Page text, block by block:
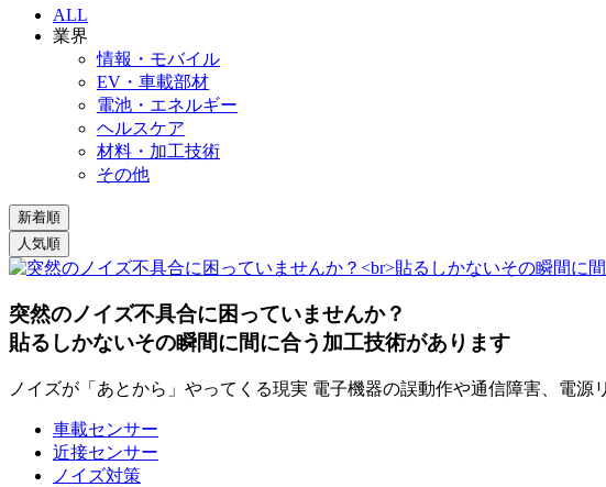
ALL
業界
情報・モバイル
EV・車載部材
電池・エネルギー
ヘルスケア
材料・加工技術
その他
突然のノイズ不具合に困っていませんか？
貼るしかないその瞬間に間に合う加工技術があります
ノイズが「あとから」やってくる現実 電子機器の誤動作や通信障害、電
車載センサー
近接センサー
ノイズ対策